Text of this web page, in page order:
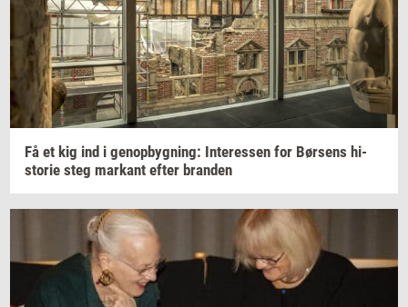
Få et kig ind i genop­byg­ning: In­ter­es­sen for Bør­sens hi­
sto­rie steg mar­kant efter bran­den